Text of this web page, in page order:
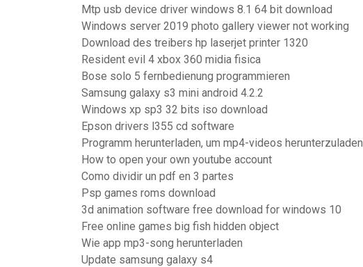
Mtp usb device driver windows 8.1 64 bit download
Windows server 2019 photo gallery viewer not working
Download des treibers hp laserjet printer 1320
Resident evil 4 xbox 360 midia fisica
Bose solo 5 fernbedienung programmieren
Samsung galaxy s3 mini android 4.2.2
Windows xp sp3 32 bits iso download
Epson drivers l355 cd software
Programm herunterladen, um mp4-videos herunterzuladen
How to open your own youtube account
Como dividir un pdf en 3 partes
Psp games roms download
3d animation software free download for windows 10
Free online games big fish hidden object
Wie app mp3-song herunterladen
Update samsung galaxy s4